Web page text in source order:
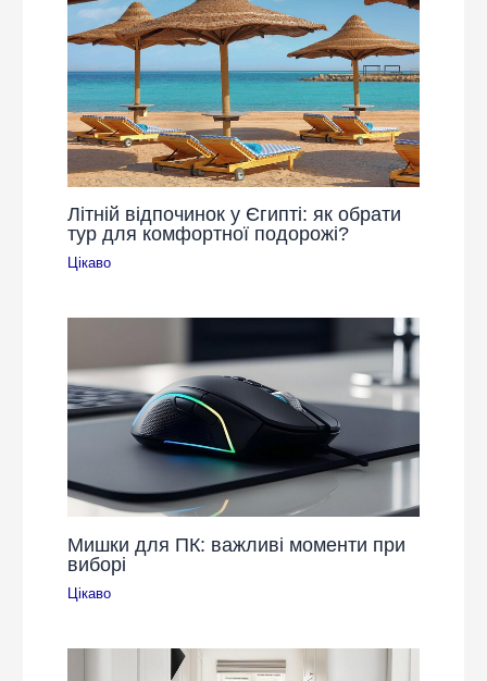
Літній відпочинок у Єгипті: як обрати
тур для комфортної подорожі?
Цікаво
Мишки для ПК: важливі моменти при
виборі
Цікаво